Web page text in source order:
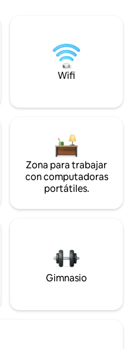
Wifi
Zona para trabajar
con computadoras
portátiles.
Gimnasio